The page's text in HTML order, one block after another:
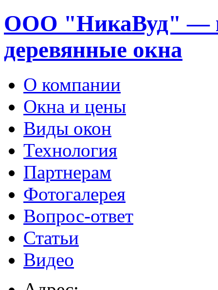
ООО "НикаВуд" —
деревянные окна
О компании
Окна и цены
Виды окон
Технология
Партнерам
Фотогалерея
Вопрос-ответ
Статьи
Видео